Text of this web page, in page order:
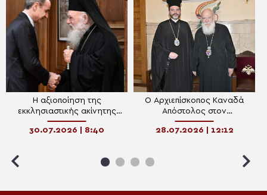
Η αξιοποίηση της
εκκλησιαστικής ακίνητης
περιουσίας στο “μενού” του
δείπνου Μητσοτάκη-
30.07.2026 | 8:40
Ο Αρχιεπίσκοπος Καναδά
Απόστολος στον
Αρχιεπίσκοπο Ιερώνυμο
(ΦΩΤΟ)
28.07.2026 | 12:12